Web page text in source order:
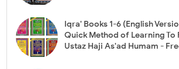
Iqra' Books 1-6 (English
Quick Method of Learning To
Ustaz Haji As'ad Humam -